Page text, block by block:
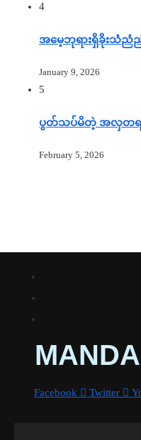
4
အမေ့ဘုရားရှိခိုးသံညံ
January 9, 2026
5
ပွတ်သပ်မိတဲ့ အလှတရ
February 5, 2026
Facebook Twitter